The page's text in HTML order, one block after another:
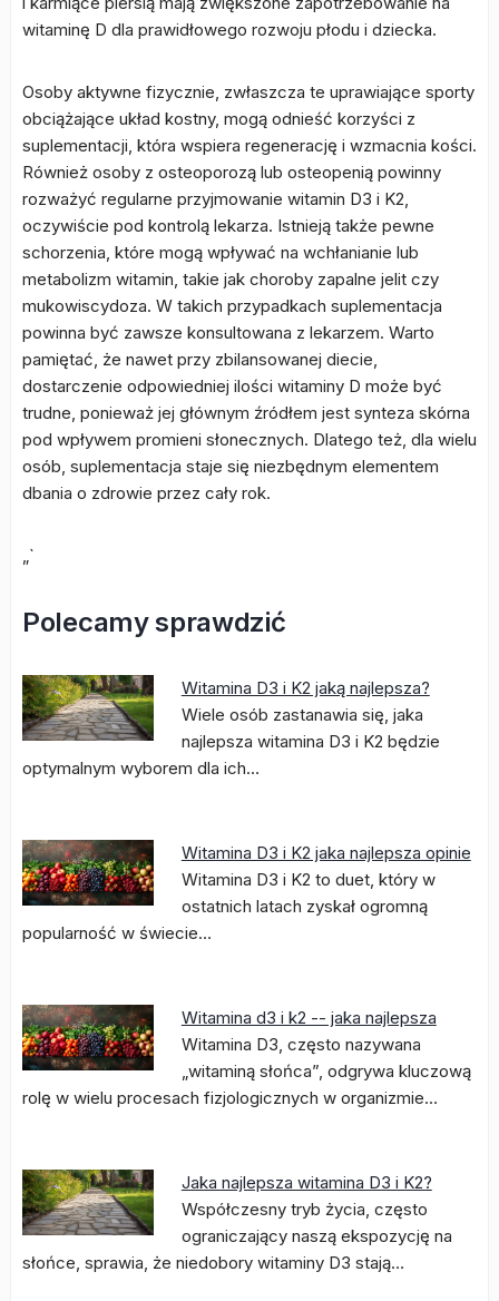
witaminę D dla prawidłowego rozwoju płodu i dziecka.
Osoby aktywne fizycznie, zwłaszcza te uprawiające sporty
obciążające układ kostny, mogą odnieść korzyści z
suplementacji, która wspiera regenerację i wzmacnia kości.
Również osoby z osteoporozą lub osteopenią powinny
rozważyć regularne przyjmowanie witamin D3 i K2,
oczywiście pod kontrolą lekarza. Istnieją także pewne
schorzenia, które mogą wpływać na wchłanianie lub
metabolizm witamin, takie jak choroby zapalne jelit czy
mukowiscydoza. W takich przypadkach suplementacja
powinna być zawsze konsultowana z lekarzem. Warto
pamiętać, że nawet przy zbilansowanej diecie,
dostarczenie odpowiedniej ilości witaminy D może być
trudne, ponieważ jej głównym źródłem jest synteza skórna
pod wpływem promieni słonecznych. Dlatego też, dla wielu
osób, suplementacja staje się niezbędnym elementem
dbania o zdrowie przez cały rok.
„`
Polecamy sprawdzić
Witamina D3 i K2 jaką najlepsza?
Wiele osób zastanawia się, jaka
najlepsza witamina D3 i K2 będzie
optymalnym wyborem dla ich…
Witamina D3 i K2 jaka najlepsza opinie
Witamina D3 i K2 to duet, który w
ostatnich latach zyskał ogromną
popularność w świecie…
Witamina d3 i k2 -- jaka najlepsza
Witamina D3, często nazywana
„witaminą słońca”, odgrywa kluczową
rolę w wielu procesach fizjologicznych w organizmie…
Jaka najlepsza witamina D3 i K2?
Współczesny tryb życia, często
ograniczający naszą ekspozycję na
słońce, sprawia, że niedobory witaminy D3 stają…